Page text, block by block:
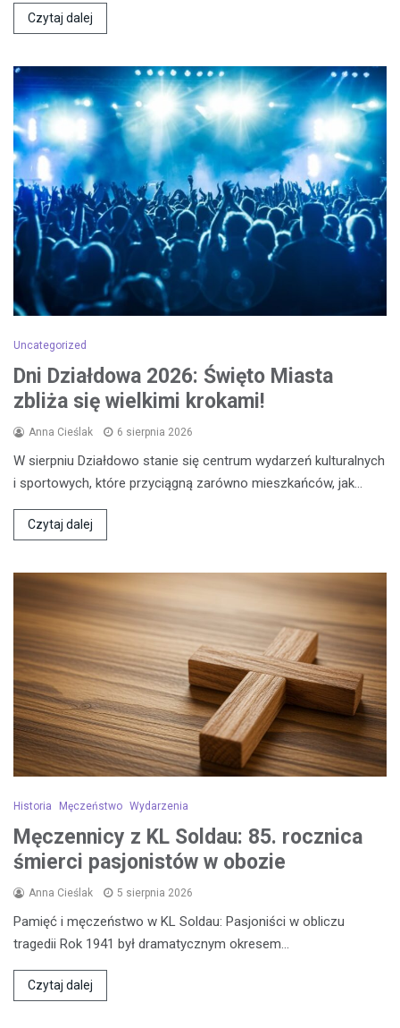
Czytaj dalej
Uncategorized
Dni Działdowa 2026: Święto Miasta
zbliża się wielkimi krokami!
Anna Cieślak 6 sierpnia 2026
W sierpniu Działdowo stanie się centrum wydarzeń kulturalnych
i sportowych, które przyciągną zarówno mieszkańców, jak…
Czytaj dalej
Historia Męczeństwo Wydarzenia
Męczennicy z KL Soldau: 85. rocznica
śmierci pasjonistów w obozie
Anna Cieślak 5 sierpnia 2026
Pamięć i męczeństwo w KL Soldau: Pasjoniści w obliczu
tragedii Rok 1941 był dramatycznym okresem…
Czytaj dalej